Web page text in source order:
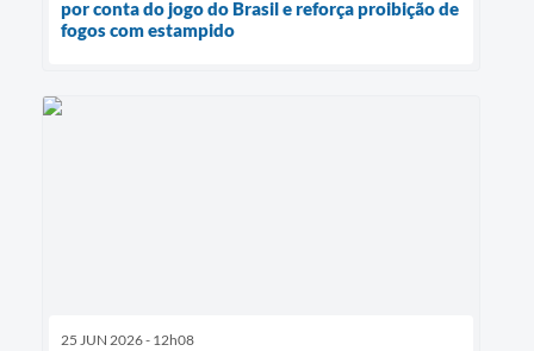
por conta do jogo do Brasil e reforça proibição de
fogos com estampido
25 JUN 2026 - 12h08